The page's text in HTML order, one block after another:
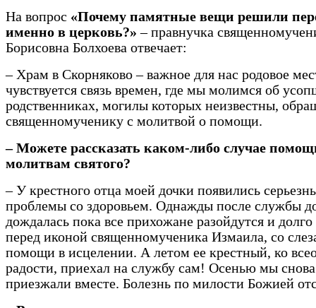
На вопрос «Почему памятные вещи решили
именно в церковь?» – правнучка
Борисовна Болхоева отвечает:
– Храм в Скорняково – важное для нас родовое
чувствуется связь времен, где мы молимся об
родственниках, могилы которых неизвестны,
священномученику с молитвой о помощи.
– Можете рассказать каком-либо случае
молитвам святого?
– У крестного отца моей дочки появились
проблемы со здоровьем. Однажды после службы
дождалась пока все прихожане разойдутся и долго
перед иконой священномученика Измаила, со
помощи в исцелении. А летом ее крестный, ко
радости, приехал на службу сам! Осенью мы снова
приезжали вместе. Болезнь по милости Божией